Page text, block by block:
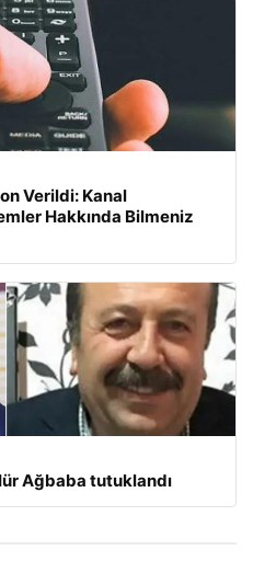
Verildi: Kanal
Hakkında Bilmeniz
Ağbaba tutuklandı